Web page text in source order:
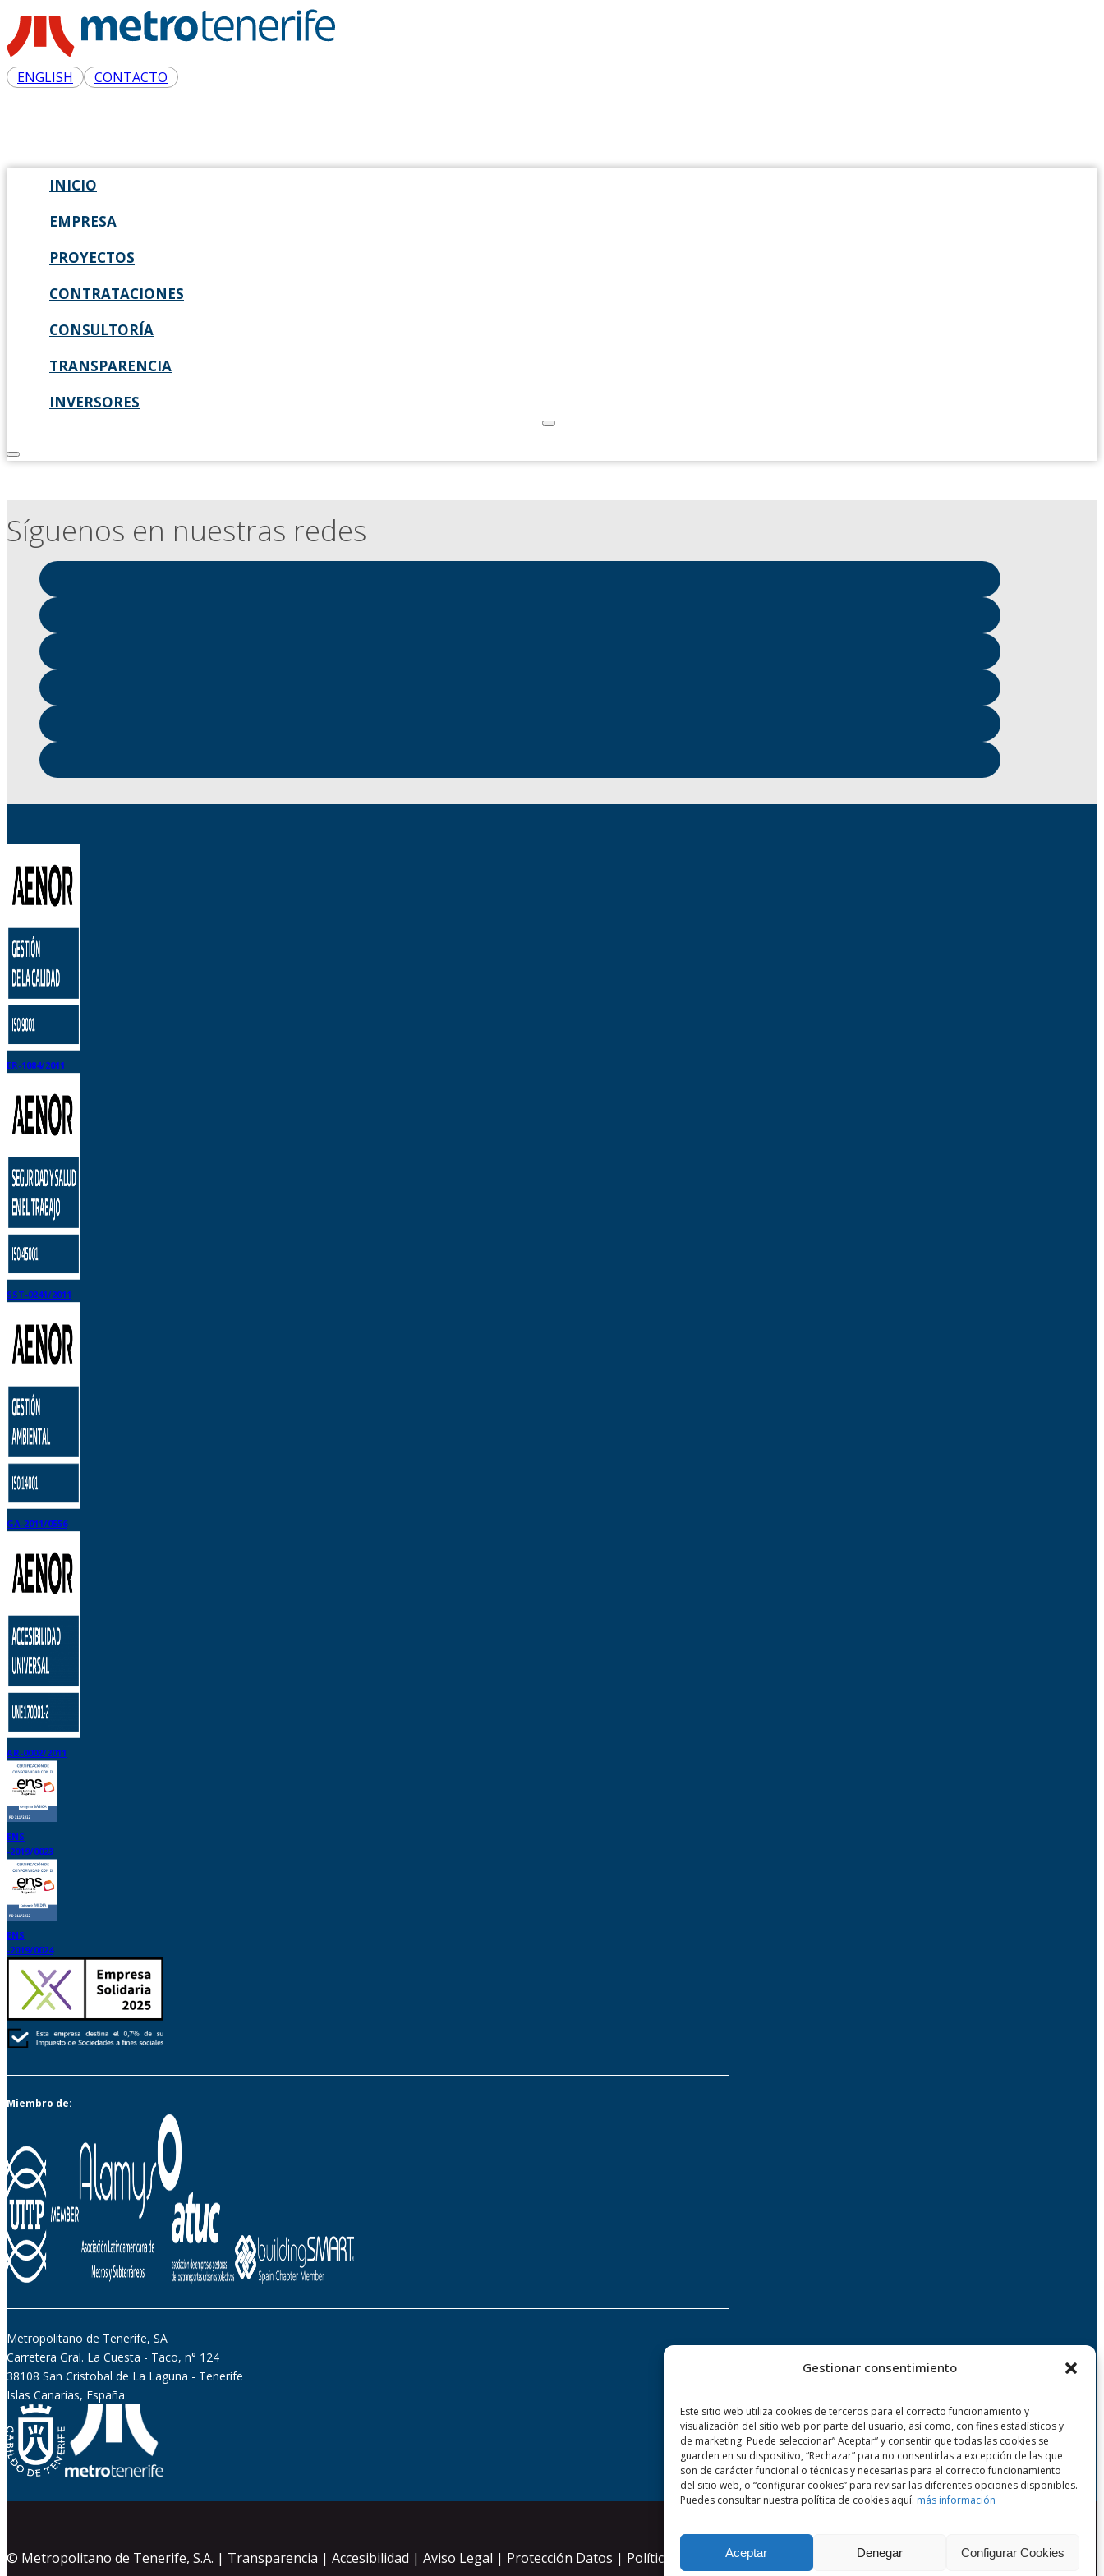
Gestionar consentimiento
Este sitio web utiliza cookies de terceros para el correcto funcionamiento y
visualización del sitio web por parte del usuario, así como, con fines estadísticos y
de marketing. Puede seleccionar” Aceptar” y consentir que todas las cookies se
guarden en su dispositivo, “Rechazar” para no consentirlas a excepción de las que
son de carácter funcional o técnicas y necesarias para el correcto funcionamiento
del sitio web, o “configurar cookies” para revisar las diferentes opciones disponibles.
Puedes consultar nuestra política de cookies aquí: más información
Aceptar Denegar Configurar Cookies
ENGLISH CONTACTO
INICIO
EMPRESA
PROYECTOS
CONTRATACIONES
CONSULTORÍA
TRANSPARENCIA
INVERSORES
Síguenos en nuestras redes
ER-1084/2011
SST-0241/2011
GA-2011/0556
AR-0002/2011
ENS
-2019/0023
ENS
-2019/0024
Miembro de:
Metropolitano de Tenerife, SA
Carretera Gral. La Cuesta - Taco, n° 124
38108 San Cristobal de La Laguna - Tenerife
Islas Canarias, España
© Metropolitano de Tenerife, S.A. | Transparencia | Accesibilidad | Aviso Legal | Protección Datos | Política de Cookies|Política de Seguridad